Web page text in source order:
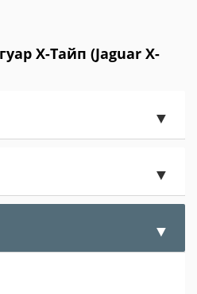
Х-Тайп (Jaguar X-